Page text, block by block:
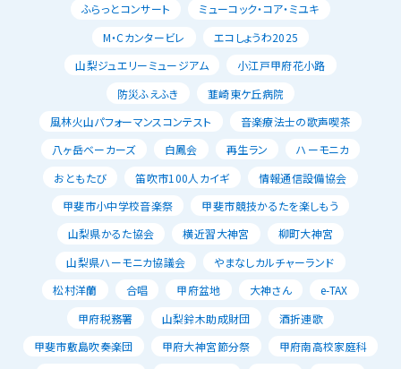
ふらっとコンサート
ミューコック・コア・ミユキ
M・Cカンタービレ
エコしょうわ2025
山梨ジュエリーミュージアム
小江戸甲府花小路
防災ふえふき
韮崎東ケ丘病院
風林火山パフォーマンスコンテスト
音楽療法士の歌声喫茶
八ヶ岳ベーカーズ
白鳳会 再生ラン
ハーモニカ
おともたび
笛吹市100人カイギ
情報通信設備協会
甲斐市小中学校音楽祭
甲斐市競技かるたを楽しもう
山梨県かるた協会
横近習大神宮
柳町大神宮
山梨県ハーモニカ協議会
やまなしカルチャーランド
松村洋蘭
合唱 甲府盆地 大神さん
e-TAX
甲府税務署
山梨鈴木助成財団
酒折連歌
甲斐市敷島吹奏楽団
甲府大神宮節分祭
甲府南高校家庭科